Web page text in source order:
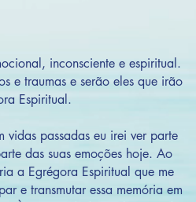
inconsciente e espiritual.
e traumas e serão eles que irão
Espiritual.
vidas passadas eu irei ver parte
das suas emoções hoje. Ao
a Egrégora Espiritual que me
e transmutar essa memória em